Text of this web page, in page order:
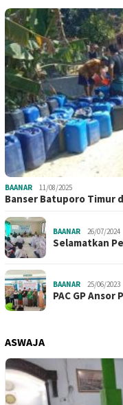
BAANAR 11/08/2025
Banser Batuporo Timur
BAANAR 26/07/2024
Selamatkan
BAANAR 25/06/2023
PAC GP
ASWAJA